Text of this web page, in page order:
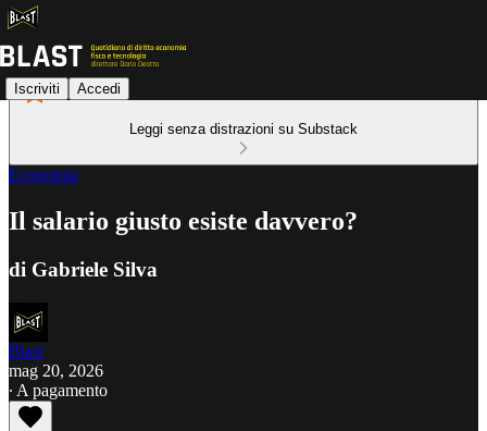
Iscriviti Accedi
Leggi senza distrazioni su Substack
Economia
Il salario giusto esiste davvero?
di Gabriele Silva
Blast
mag 20, 2026
∙ A pagamento